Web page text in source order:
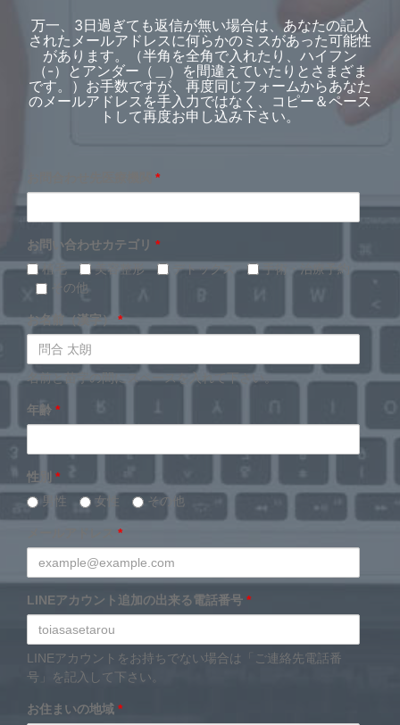
万一、3日過ぎても返信が無い場合は、あなたの記入
されたメールアドレスに何らかのミスがあった可能性
があります。（半角を全角で入れたり、ハイフン
（-）とアンダー（＿）を間違えていたりとさまざま
です。）お手数ですが、再度同じフォームからあなた
のメールアドレスを手入力ではなく、コピー＆ペース
トして再度お申し込み下さい。
*
お問い合わせカテゴリ *
植毛
美容整形 デトックス
手術・治療予約
その他
お名前（漢字） *
名前と苗字の間にスペースを入れて下さい。
年齢 *
性別 *
男性
女性 その他
*
LINEアカウント追加の出来る電話番号 *
LINEアカウントをお持ちでない場合は「ご連絡先電話番
号」を記入して下さい。
お住まいの地域 *